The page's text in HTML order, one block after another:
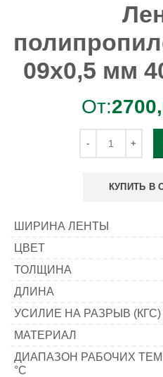
09х0,5 мм
От:
КУПИТЬ В
ШИРИНА ЛЕНТЫ
ЦВЕТ
ТОЛЩИНА
ДЛИНА
УСИЛИЕ НА РАЗРЫВ (КГС)
МАТЕРИАЛ
ДИАПАЗОН РАБОЧИХ
°C